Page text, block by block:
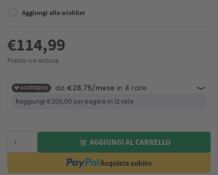
Aggiungi alla wishlist
€114,99
Prezzo iva inclusa
AGGIUNGI AL CARRELLO
Acquista subito